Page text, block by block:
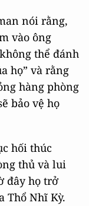
nói rằng,
vào ông
thể đánh
họ” và rằng
hàng phòng
bảo vệ họ
hối thúc
thủ và lui
đây họ trở
Thổ Nhĩ Kỳ.